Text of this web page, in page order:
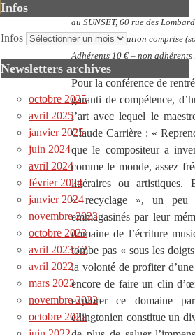
au SUNSET, 60 rue des
Tarif consommation comprise
Adhérents 10 € – non adhérents
Pour la conférence de
garanti de compétence,
l’art avec lequel le
Claude Carrière : «
que le compositeur a
comme le monde, assez
littéraires ou
« recyclage », un peu
emmagasinés par leur
domaine de l’écriture
tombe pas « sous les
la volonté de profiter
encore de faire un clin
explorer ce domaine
ellingtonien constitue un
Infos
Infos
Newsletters archives
octobre 2025
avril 2025
janvier 2025
juin 2024
avril 2024
février 2024
janvier 2024
novembre 2023
octobre 2023
avril 2023 / 2
avril 2022
mars 2023
novembre 2022
octobre 2022